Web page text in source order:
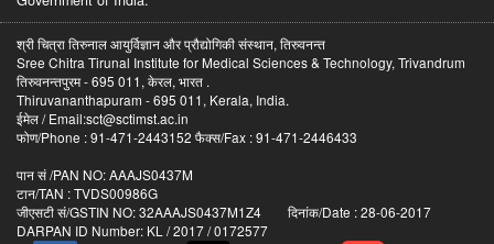
श्री चित्रा तिरुनाल आयुर्विज्ञान और प्रौद्योगिकी संस्थान, तिरुवनन्त
Sree Chitra Tirunal Institute for Medical Sciences & Technology, Trivandrum
तिरुवनन्तपुरम - 695 011, केरल, भारत .
Thiruvananthapuram - 695 011, Kerala, India.
ईमेल / Email:sct@sctimst.ac.in
फोण/Phone : 91-471-2443152 फैक्स/Fax : 91-471-2446433
पान सं /PAN NO: AAAJS0437M
टान/TAN : TVDS00986G
जीएसटी सं/GSTIN NO: 32AAAJS0437M1Z4 दिनांक/Date : 28-06-2017
DARPAN ID Number: KL / 2017 / 0172577